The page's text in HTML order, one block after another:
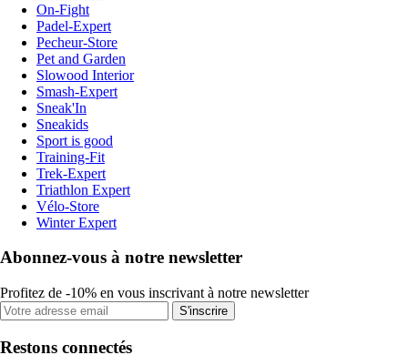
On-Fight
Padel-Expert
Pecheur-Store
Pet and Garden
Slowood Interior
Smash-Expert
Sneak'In
Sneakids
Sport is good
Training-Fit
Trek-Expert
Triathlon Expert
Vélo-Store
Winter Expert
Abonnez-vous à notre newsletter
Profitez de -10% en vous inscrivant à notre newsletter
S'inscrire
Restons connectés